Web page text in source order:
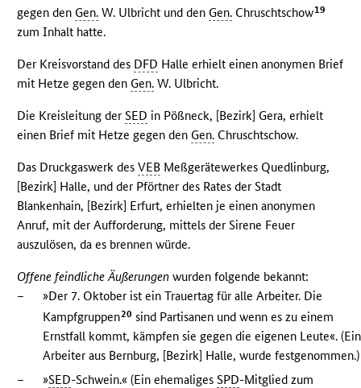
gegen den Gen. W. Ulbricht und den Gen. Chruschtschow19
zum Inhalt hatte.
Der Kreisvorstand des DFD Halle erhielt einen anonymen Brief
mit Hetze gegen den Gen. W. Ulbricht.
Die Kreisleitung derSED in Pößneck, [Bezirk] Gera, erhielt
einen Brief mit Hetze gegen den Gen. Chruschtschow.
Das Druckgaswerk desVEB Meßgerätewerkes Quedlinburg,
[Bezirk] Halle, und der Pförtner des Rates der Stadt
Blankenhain, [Bezirk] Erfurt, erhielten je einen anonymen
Anruf, mit der Aufforderung, mittels der Sirene Feuer
auszulösen, da es brennen würde.
Offene feindliche Äußerungen wurden folgende bekannt:
–
»Der 7. Oktober ist ein Trauertag für alle Arbeiter. Die
Kampfgruppen20 sind Partisanen und wenn es zu einem
Ernstfall kommt, kämpfen sie gegen die eigenen Leute«. (Ein
Arbeiter aus Bernburg, [Bezirk] Halle, wurde festgenommen.)
–
»SED-Schwein.« (Ein ehemaligesSPD-Mitglied zum